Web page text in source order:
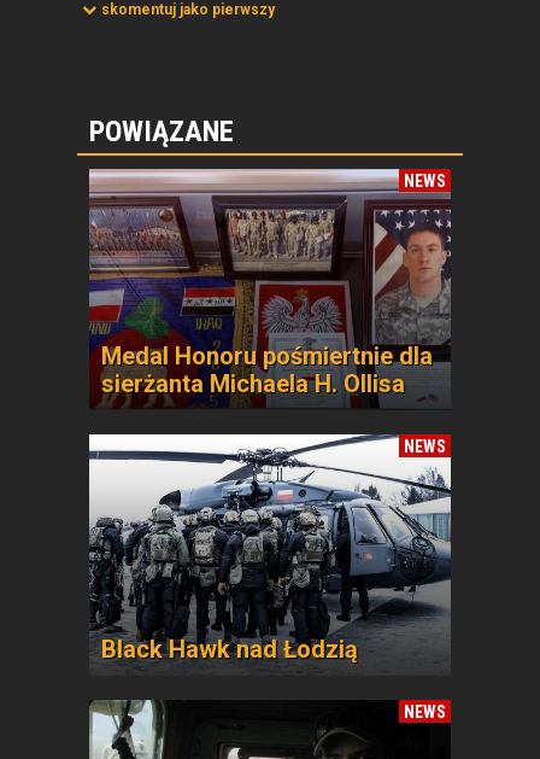
skomentuj jako pierwszy
POWIĄZANE
NEWS
Medal Honoru pośmiertnie dla
sierżanta Michaela H. Ollisa
NEWS
Black Hawk nad Łodzią
NEWS